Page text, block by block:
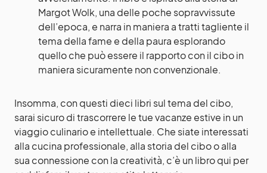
Margot Wolk, una delle poche sopravvissute
dell’epoca, e narra in maniera a tratti tagliente il
tema della fame e della paura esplorando
quello che può essere il rapporto con il cibo in
maniera sicuramente non convenzionale.
Insomma, con questi dieci libri sul tema del cibo,
sarai sicuro di trascorrere le tue vacanze estive in un
viaggio culinario e intellettuale. Che siate interessati
alla cucina professionale, alla storia del cibo o alla
sua connessione con la creatività, c’è un libro qui per